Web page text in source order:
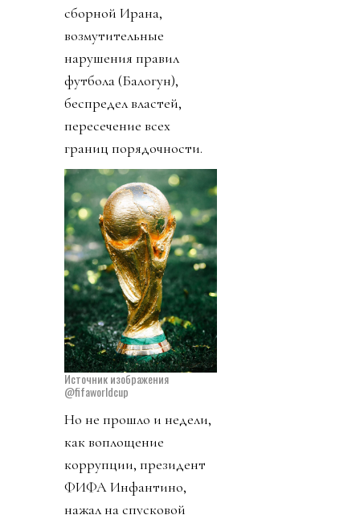
сборной Ирана,
возмутительные
нарушения правил
футбола (Балогун),
беспредел властей,
пересечение всех
границ порядочности.
Источник изображения
@fifaworldcup
Но не прошло и недели,
как воплощение
коррупции, президент
ФИФА Инфантино,
нажал на спусковой